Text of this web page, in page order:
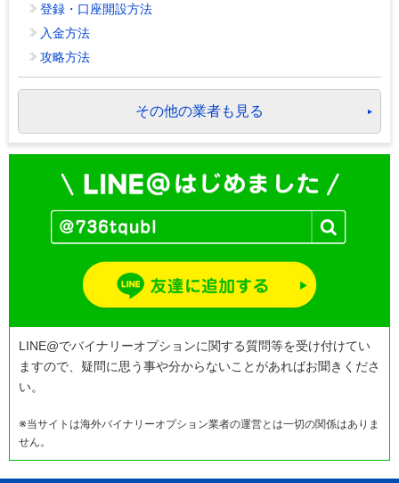
登録・口座開設方法
入金方法
攻略方法
その他の業者も見る
LINE@でバイナリーオプションに関する質問等を受け付けてい
ますので、疑問に思う事や分からないことがあればお聞きくださ
い。
※当サイトは海外バイナリーオプション業者の運営とは一切の関係はありま
せん。